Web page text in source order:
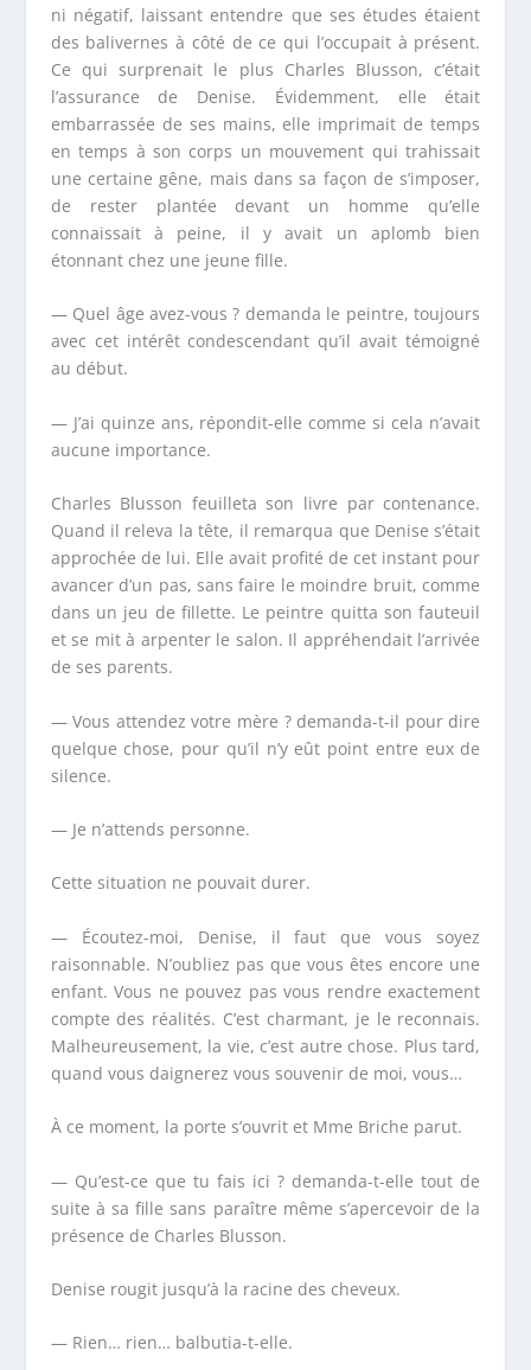
ni négatif, laissant entendre que ses études étaient
des balivernes à côté de ce qui l’occupait à présent.
Ce qui surprenait le plus Charles Blusson, c’était
l’assurance de Denise. Évidemment, elle était
embarrassée de ses mains, elle imprimait de temps
en temps à son corps un mouvement qui trahissait
une certaine gêne, mais dans sa façon de s’imposer,
de rester plantée devant un homme qu’elle
connaissait à peine, il y avait un aplomb bien
étonnant chez une jeune fille.
— Quel âge avez-vous ? demanda le peintre, toujours
avec cet intérêt condescendant qu’il avait témoigné
au début.
— J’ai quinze ans, répondit-elle comme si cela n’avait
aucune importance.
Charles Blusson feuilleta son livre par contenance.
Quand il releva la tête, il remarqua que Denise s’était
approchée de lui. Elle avait profité de cet instant pour
avancer d’un pas, sans faire le moindre bruit, comme
dans un jeu de fillette. Le peintre quitta son fauteuil
et se mit à arpenter le salon. Il appréhendait l’arrivée
de ses parents.
— Vous attendez votre mère ? demanda-t-il pour dire
quelque chose, pour qu’il n’y eût point entre eux de
silence.
— Je n’attends personne.
Cette situation ne pouvait durer.
— Écoutez-moi, Denise, il faut que vous soyez
raisonnable. N’oubliez pas que vous êtes encore une
enfant. Vous ne pouvez pas vous rendre exactement
compte des réalités. C’est charmant, je le reconnais.
Malheureusement, la vie, c’est autre chose. Plus tard,
quand vous daignerez vous souvenir de moi, vous…
À ce moment, la porte s’ouvrit et Mme Briche parut.
— Qu’est-ce que tu fais ici ? demanda-t-elle tout de
suite à sa fille sans paraître même s’apercevoir de la
présence de Charles Blusson.
Denise rougit jusqu’à la racine des cheveux.
— Rien… rien… balbutia-t-elle.